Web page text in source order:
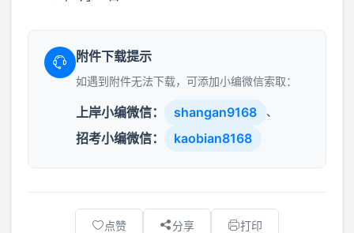
附件下载提示
如遇到附件无法下载，可添加小编微信索取：
上岸小编微信： shangan9168 、
招考小编微信： kaobian8168
点赞 分享 打印